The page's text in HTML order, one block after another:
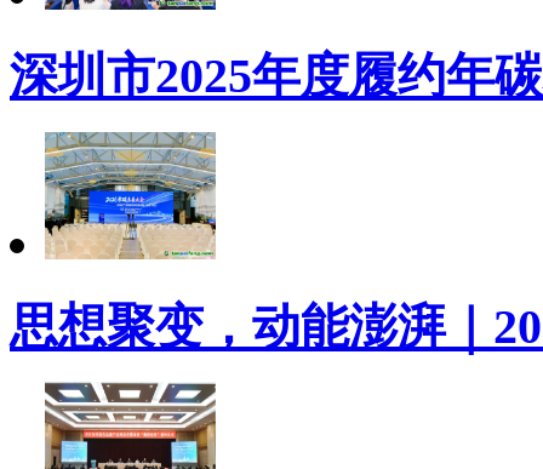
深圳市2025年度履约年
思想聚变，动能澎湃｜